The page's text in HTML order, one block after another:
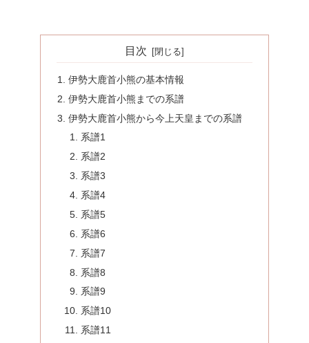
目次
伊勢大鹿首小熊の基本情報
伊勢大鹿首小熊までの系譜
伊勢大鹿首小熊から今上天皇までの系譜
系譜1
系譜2
系譜3
系譜4
系譜5
系譜6
系譜7
系譜8
系譜9
系譜10
系譜11